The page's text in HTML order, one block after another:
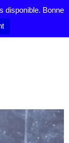
disponible. Bonne